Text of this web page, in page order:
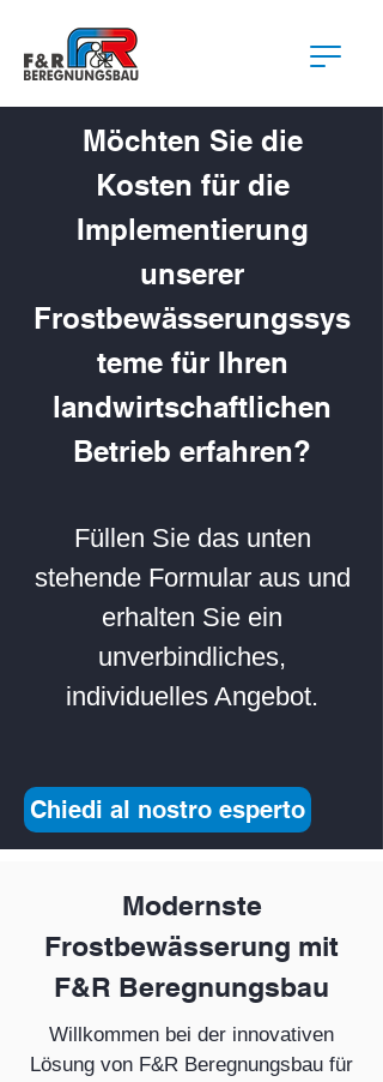
Möchten Sie die
Kosten für die
Implementierung
unserer
Frostbewässerungssys
teme für Ihren
landwirtschaftlichen
Betrieb erfahren?
Füllen Sie das unten
stehende Formular aus und
erhalten Sie ein
unverbindliches,
individuelles Angebot.
Chiedi al nostro esperto
Modernste
Frostbewässerung mit
F&R Beregnungsbau
Willkommen bei der innovativen
Lösung von F&R Beregnungsbau für